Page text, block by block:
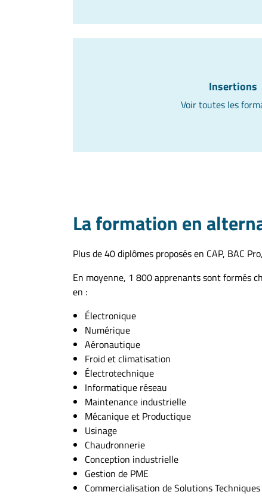
Insertions
Voir toutes les
La formation en
Plus de 40 diplômes proposés en CAP, BAC
En moyenne, 1 800 apprenants sont formés
en :
Électronique
Numérique
Aéronautique
Froid et climatisation
Électrotechnique
Informatique réseau
Maintenance industrielle
Mécanique et Productique
Usinage
Chaudronnerie
Conception industrielle
Gestion de PME
Commercialisation de Solutions Techniques